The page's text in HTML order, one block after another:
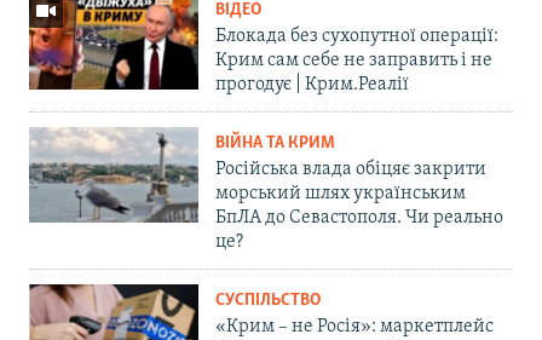
ВІДЕО
Блокада без сухопутної операції:
Крим сам себе не заправить і не
прогодує | Крим.Реалії
ВІЙНА ТА КРИМ
Російська влада обіцяє закрити
морський шлях українським
БпЛА до Севастополя. Чи реально
це?
СУСПІЛЬСТВО
«Крим – не Росія»: маркетплейс